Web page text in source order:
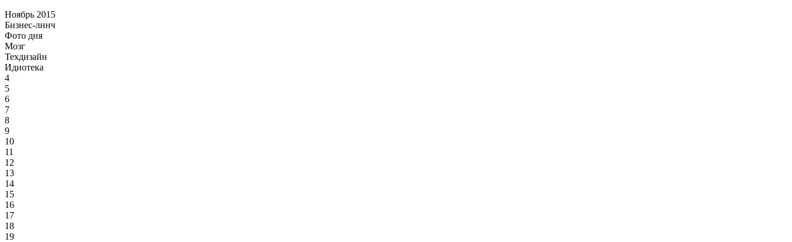
Ноябрь 2015
Бизнес-линч
Фото дня
Мозг
Техдизайн
Идиотека
4
5
6
7
8
9
10
11
12
13
14
15
16
17
18
19